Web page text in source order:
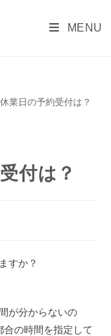
MENU
業日の予約受付は？
付は？
すか？
が分からないの
の時間を指定して